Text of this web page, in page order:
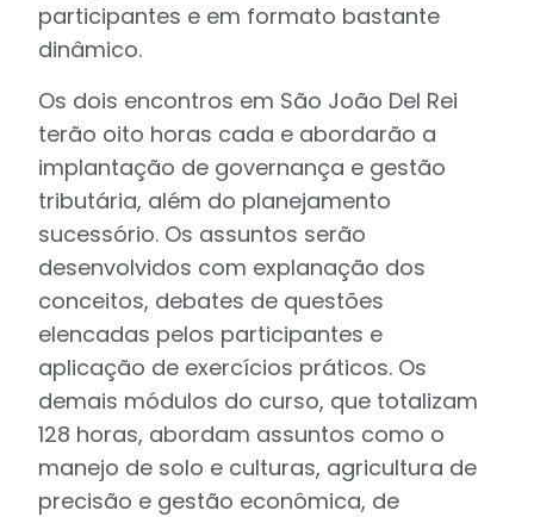
participantes e em formato bastante
dinâmico.
Os dois encontros em São João Del Rei
terão oito horas cada e abordarão a
implantação de governança e gestão
tributária, além do planejamento
sucessório. Os assuntos serão
desenvolvidos com explanação dos
conceitos, debates de questões
elencadas pelos participantes e
aplicação de exercícios práticos. Os
demais módulos do curso, que totalizam
128 horas, abordam assuntos como o
manejo de solo e culturas, agricultura de
precisão e gestão econômica, de